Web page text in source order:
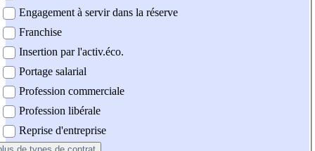
Engagement à servir dans la réserve
Franchise
Insertion par l'activ.éco.
Portage salarial
Profession commerciale
Profession libérale
Reprise d'entreprise